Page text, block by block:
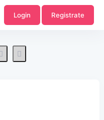
Login Registrate